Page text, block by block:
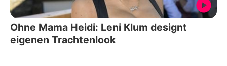
Ohne Mama Heidi: Leni Klum designt
eigenen Trachtenlook